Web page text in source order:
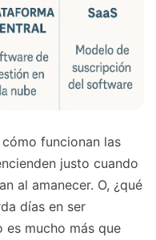
funcionan las
justo cuando
al amanecer. O, ¿qué
días en ser
es mucho más que